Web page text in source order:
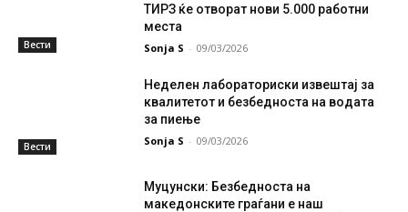
Вести
ТИРЗ ќе отворат нови 5.000 работни
места
Sonja S - 09/03/2026
Вести
Неделен лабораториски извештај за
квалитетот и безбедноста на водата
за пиење
Sonja S - 09/03/2026
Муцунски: Безбедноста на
македонските граѓани е наш